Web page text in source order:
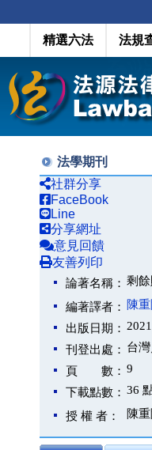
精選六法 法規
法學期刊
社群分享
FaceBook
Line
分享網址
意見回饋
友善列印
論著名稱： 剩
編著譯者：
陳
出版日期：
刊登出處： 台灣
頁 數： 9
下載點數： 36
授 權 者： 陳